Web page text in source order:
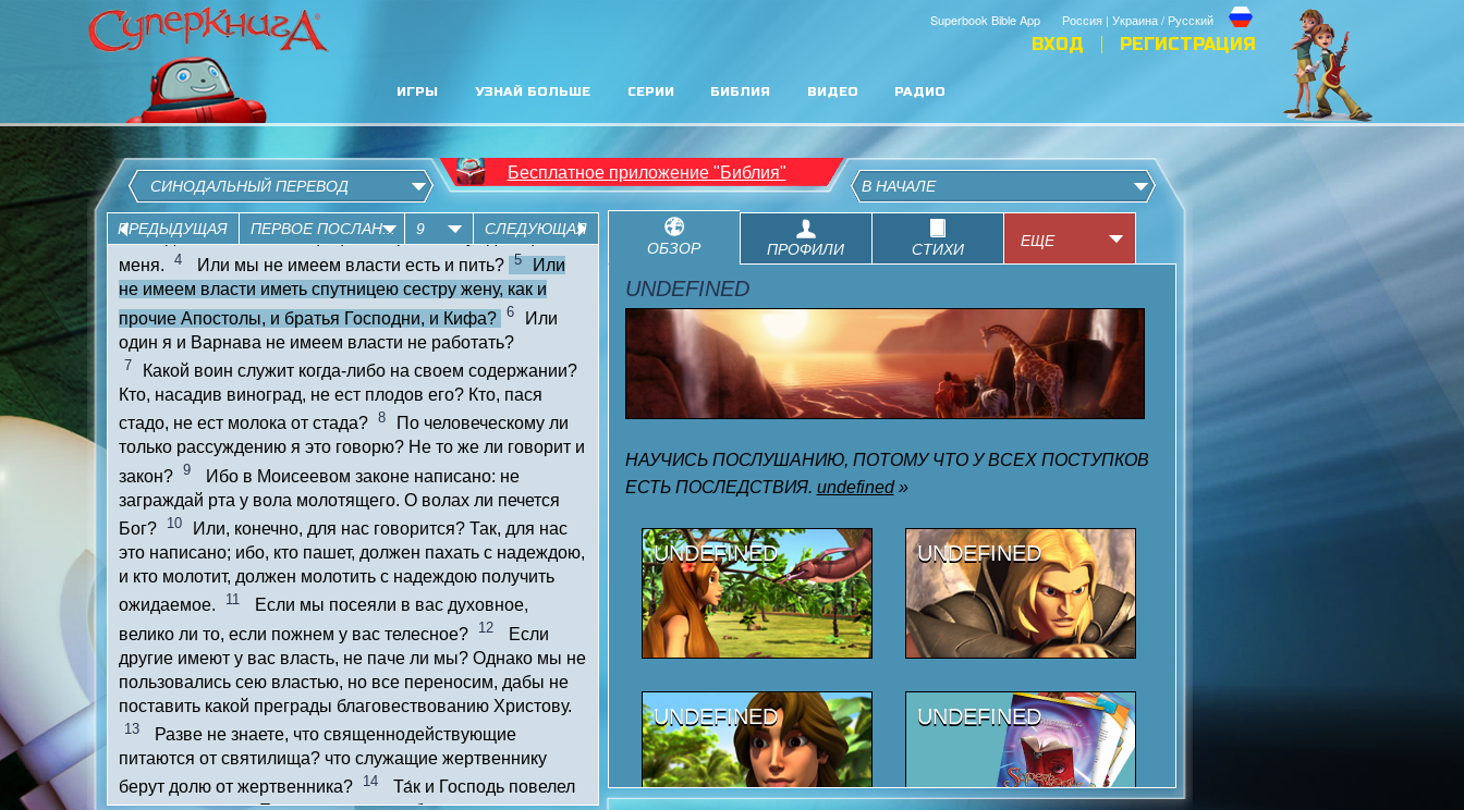
Россия | Украина / Русский
Superbook Bible App
ВХОД РЕГИСТРАЦИЯ
ИГРЫ УЗНАЙ БОЛЬШЕ СЕРИИ БИБЛИЯ ВИДЕО РАДИО